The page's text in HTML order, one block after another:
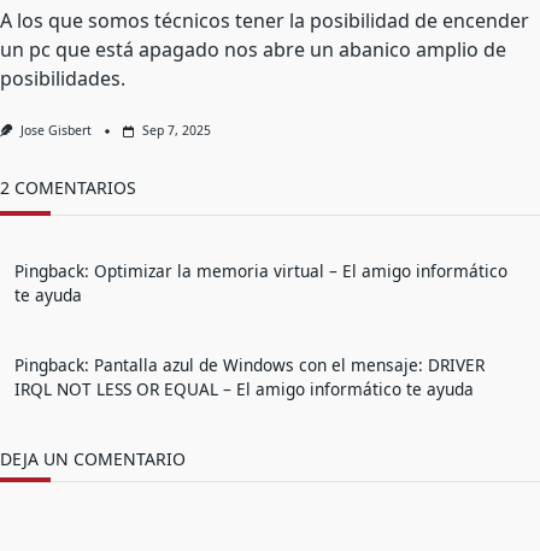
A los que somos técnicos tener la posibilidad de encender
un pc que está apagado nos abre un abanico amplio de
posibilidades.
Jose Gisbert Sep 7, 2025
2 COMENTARIOS
Pingback: Optimizar la memoria virtual – El amigo informático
te ayuda
Pingback: Pantalla azul de Windows con el mensaje: DRIVER
IRQL NOT LESS OR EQUAL – El amigo informático te ayuda
DEJA UN COMENTARIO